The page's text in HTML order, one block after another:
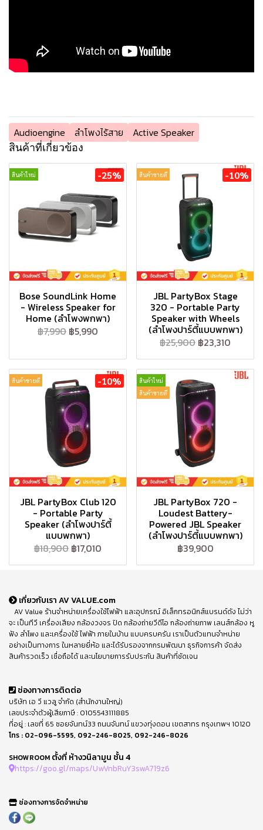
Audioengine ลำโพงไร้สาย Active Speaker
สินค้าที่เกี่ยวข้อง
สินค้าใหม่ -25%
Bose SoundLink Home
- Wireless Speaker for
Home (ลำโพงพกพา)
฿7,990 ฿5,990
สินค้าขายดี -10%
JBL PartyBox Stage
320 - Portable Party
Speaker with Wheels
(ลำโพงปาร์ตี้แบบพกพา)
฿25,900 ฿23,310
สินค้าขายดี -10%
JBL PartyBox Club 120
- Portable Party
Speaker (ลำโพงปาร์ตี้
แบบพกพา)
฿18,900 ฿17,010
สินค้าใหม่
สินค้าขายดี
JBL PartyBox 720 -
Loudest Battery-
Powered JBL Speaker
(ลำโพงปาร์ตี้แบบพกพา)
฿39,900
เกี่ยวกับเรา AV VALUE.com
AV Value ร้านจำหน่ายเครื่องใช้ไฟฟ้า และอุปกรณ์ อิเล็กทรอนิกส์แบรนด์ดัง ไม่ว่า
จะ เป็นทีวี เครื่องเสียง กล้องวงจร ปิด กล้องถ่ายวีดีโอ กล้องถ่ายภาพ เลนส์กล้อง หู
ฟัง ลำโพง และเครื่องใช้ ไฟฟ้า ภายในบ้าน แบบครบครัน เราเป็นตัวแทนจำหน่าย
อย่างเป็นทางการ ในหลายยี่ห้อ และได้รับรองจากกรมพัฒนา ธุรกิจการค้า จัดส่ง
สินค้ารวดเร็ว เชื่อถือได้ และนโยบายการรับประกัน สินค้าที่ชัดเจน
ช่องทางการติดต่อ
บริษัท เอ วี แวลู จำกัด (สำนักงานใหญ่)
เลขประจำตัวผู้เสียภาษี : 0105543111885
ที่อยู่ : เลขที่ 65 ซอยจันทน์33 ถนนจันทน์ แขวงทุ่งดอน เขตสาทร กรุงเทพฯ 10120
โทร : 02-096-5595, 092-246-8025, 092-246-8026
SHOWROOM ตั้งที่ ห้างวนิลามูน ชั้น 4
https://goo.gl/maps/UwVnbRuY3swA719z6
ช่องทางการจัดจำหน่าย